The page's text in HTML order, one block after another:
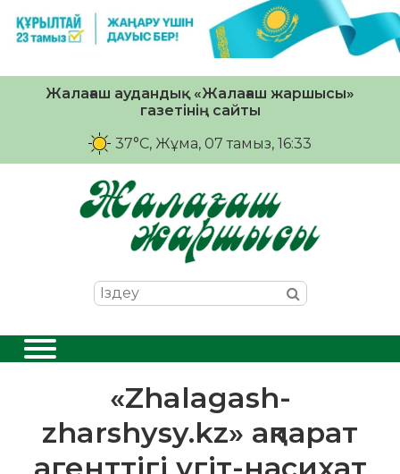
Жалағаш аудандық «Жалағаш жаршысы»
газетінің сайты
37°C, Жұма, 07 тамыз, 16:33
«Zhalagash-
zharshysy.kz» ақпарат